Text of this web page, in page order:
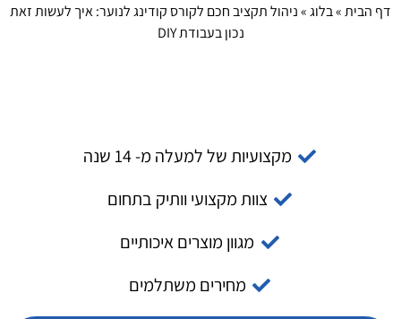
דף הבית»בלוג»ניהול תקציב חכם לקורס קודינג לנוער: איך לעשות זאת
נכון בעבודת DIY
מקצועיות של למעלה מ- 14 שנה
צוות מקצועי וותיק בתחום
מגוון מוצרים איכותיים
מחירים משתלמים